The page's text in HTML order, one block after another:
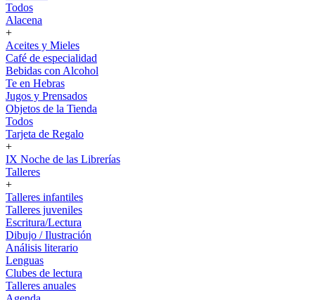
Todos
Alacena
+
Aceites y Mieles
Café de especialidad
Bebidas con Alcohol
Te en Hebras
Jugos y Prensados
Objetos de la Tienda
Todos
Tarjeta de Regalo
+
IX Noche de las Librerías
Talleres
+
Talleres infantiles
Talleres juveniles
Escritura/Lectura
Dibujo / Ilustración
Análisis literario
Lenguas
Clubes de lectura
Talleres anuales